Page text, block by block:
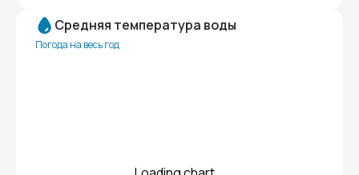
Средняя температура воды
Погода на весь год